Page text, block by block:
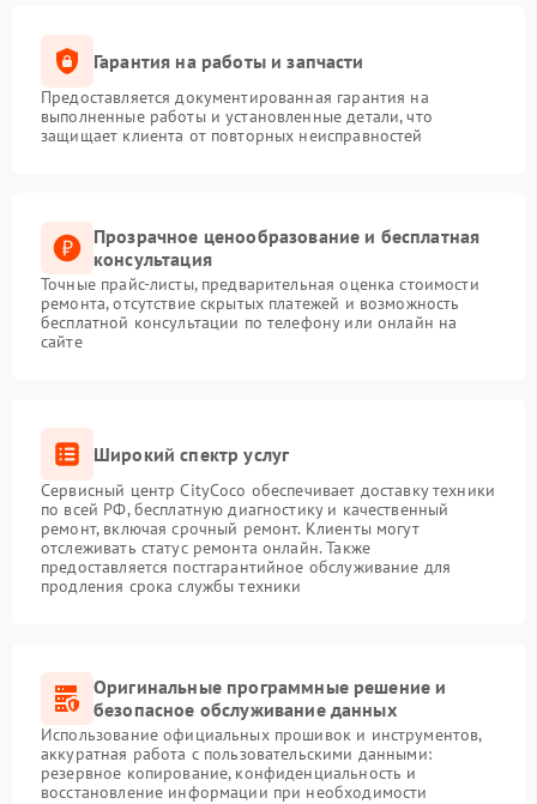
Гарантия на работы и запчасти
Предоставляется документированная гарантия на
выполненные работы и установленные детали, что
защищает клиента от повторных неисправностей
Прозрачное ценообразование и бесплатная
консультация
Точные прайс-листы, предварительная оценка стоимости
ремонта, отсутствие скрытых платежей и возможность
бесплатной консультации по телефону или онлайн на
сайте
Широкий спектр услуг
Сервисный центр CityCoco обеспечивает доставку техники
по всей РФ, бесплатную диагностику и качественный
ремонт, включая срочный ремонт. Клиенты могут
отслеживать статус ремонта онлайн. Также
предоставляется постгарантийное обслуживание для
продления срока службы техники
Оригинальные программные решение и
безопасное обслуживание данных
Использование официальных прошивок и инструментов,
аккуратная работа с пользовательскими данными:
резервное копирование, конфиденциальность и
восстановление информации при необходимости